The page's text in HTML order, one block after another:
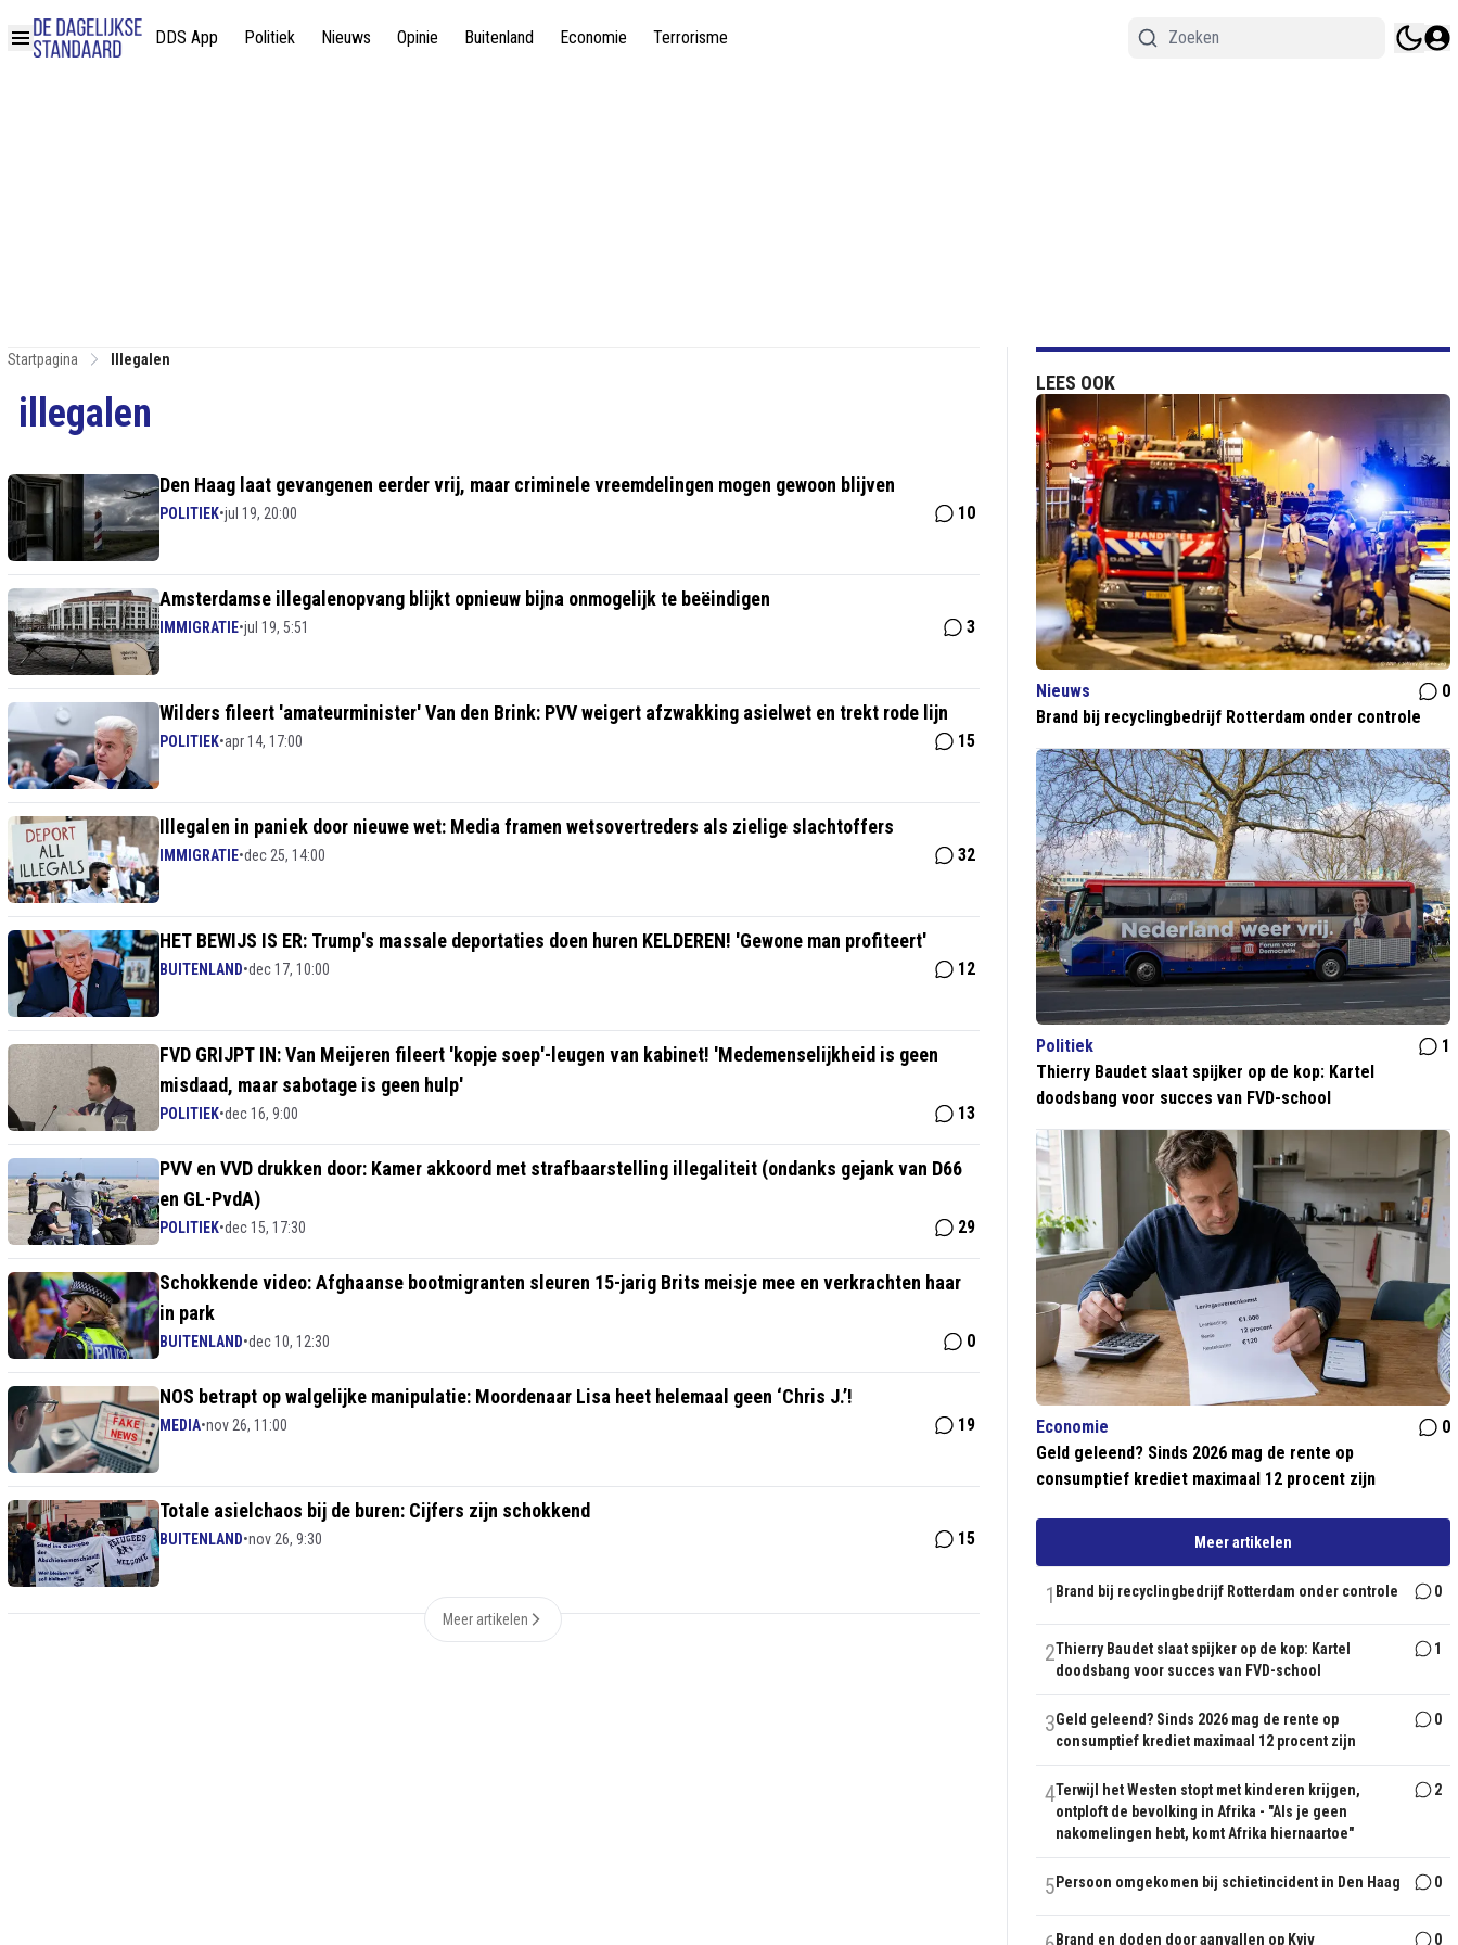
DDS App Politiek Nieuws Opinie Buitenland Economie Terrorisme
Startpagina Illegalen
illegalen
Den Haag laat gevangenen eerder vrij, maar criminele vreemdelingen mogen gewoon blijven
POLITIEK•jul 19, 20:00 10
Amsterdamse illegalenopvang blijkt opnieuw bijna onmogelijk te beëindigen
IMMIGRATIE•jul 19, 5:51 3
Wilders fileert 'amateurminister' Van den Brink: PVV weigert afzwakking asielwet en trekt rode lijn
POLITIEK•apr 14, 17:00 15
Illegalen in paniek door nieuwe wet: Media framen wetsovertreders als zielige slachtoffers
IMMIGRATIE•dec 25, 14:00 32
HET BEWIJS IS ER: Trump's massale deportaties doen huren KELDEREN! 'Gewone man profiteert'
BUITENLAND•dec 17, 10:00 12
FVD GRIJPT IN: Van Meijeren fileert 'kopje soep'-leugen van kabinet! 'Medemenselijkheid is geen
misdaad, maar sabotage is geen hulp'
POLITIEK•dec 16, 9:00 13
PVV en VVD drukken door: Kamer akkoord met strafbaarstelling illegaliteit (ondanks gejank van D66
en GL-PvdA)
POLITIEK•dec 15, 17:30 29
Schokkende video: Afghaanse bootmigranten sleuren 15-jarig Brits meisje mee en verkrachten haar
in park
BUITENLAND•dec 10, 12:30 0
NOS betrapt op walgelijke manipulatie: Moordenaar Lisa heet helemaal geen ‘Chris J.’!
MEDIA•nov 26, 11:00 19
Totale asielchaos bij de buren: Cijfers zijn schokkend
BUITENLAND•nov 26, 9:30 15
Meer artikelen
LEES OOK
Nieuws
0
Brand bij recyclingbedrijf Rotterdam onder controle
Politiek
1
Thierry Baudet slaat spijker op de kop: Kartel
doodsbang voor succes van FVD-school
Economie
0
Geld geleend? Sinds 2026 mag de rente op
consumptief krediet maximaal 12 procent zijn
Meer artikelen
1 Brand bij recyclingbedrijf Rotterdam onder controle 0
2Thierry Baudet slaat spijker op de kop: Kartel
doodsbang voor succes van FVD-school
1
3Geld geleend? Sinds 2026 mag de rente op
consumptief krediet maximaal 12 procent zijn
0
4Terwijl het Westen stopt met kinderen krijgen,
ontploft de bevolking in Afrika - "Als je geen
nakomelingen hebt, komt Afrika hiernaartoe"
2
5 Persoon omgekomen bij schietincident in Den Haag 0
Brand en doden door aanvallen op Kyiv 0